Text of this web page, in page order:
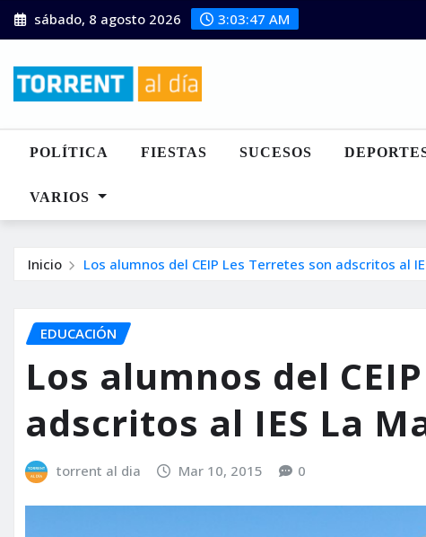
Saltar
al
sábado, 8 agosto 2026 3:03:49 AM
POLÍTICA FIESTAS SUCESOS
VARIOS
Inicio Los alumnos del CEIP Les Terretes son adscritos al
EDUCACIÓN
Los alumnos del
adscritos al IES La
torrent al dia Mar 10, 2015 0